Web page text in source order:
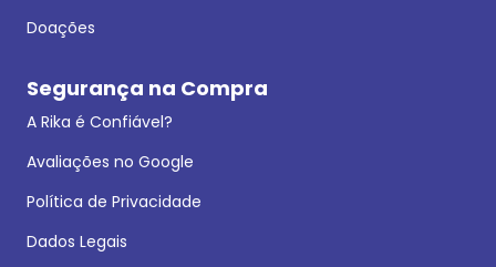
Doações
Segurança na Compra
A Rika é Confiável?
Avaliações no Google
Política de Privacidade
Dados Legais